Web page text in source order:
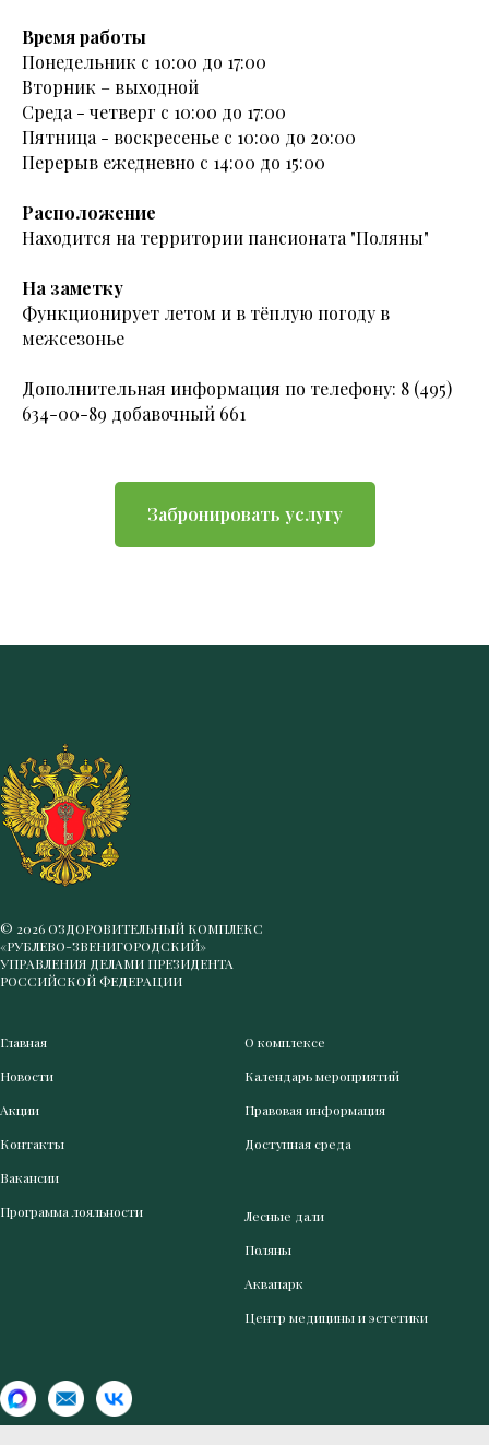
Время работы
Понедельник с 10:00 до 17:00
Вторник – выходной
Среда - четверг с 10:00 до 17:00
Пятница - воскресенье с 10:00 до 20:00
Перерыв ежедневно с 14:00 до 15:00
Расположение
Находится на территории пансионата "Поляны"
На заметку
Функционирует летом и в тёплую погоду в
межсезонье
Дополнительная информация по телефону: 8 (495)
634-00-89 добавочный 661
Забронировать услугу
© 2026 ОЗДОРОВИТЕЛЬНЫЙ КОМПЛЕКС
«РУБЛЕВО-ЗВЕНИГОРОДСКИЙ»
УПРАВЛЕНИЯ ДЕЛАМИ ПРЕЗИДЕНТА
РОССИЙСКОЙ ФЕДЕРАЦИИ
Главная
Новости
Акции
Контакты
Вакансии
Программа лояльности
О комплексе
Календарь мероприятий
Правовая информация
Доступная среда
Лесные дали
Поляны
Аквапарк
Центр медицины и эстетики